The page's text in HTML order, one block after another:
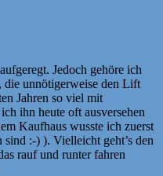
Jedoch gehöre ich
die unnötigerweise den Lift
Jahren so viel mit
ihn heute oft ausversehen
Kaufhaus wusste ich zuerst
:-) ). Vielleicht geht’s den
rauf und runter fahren